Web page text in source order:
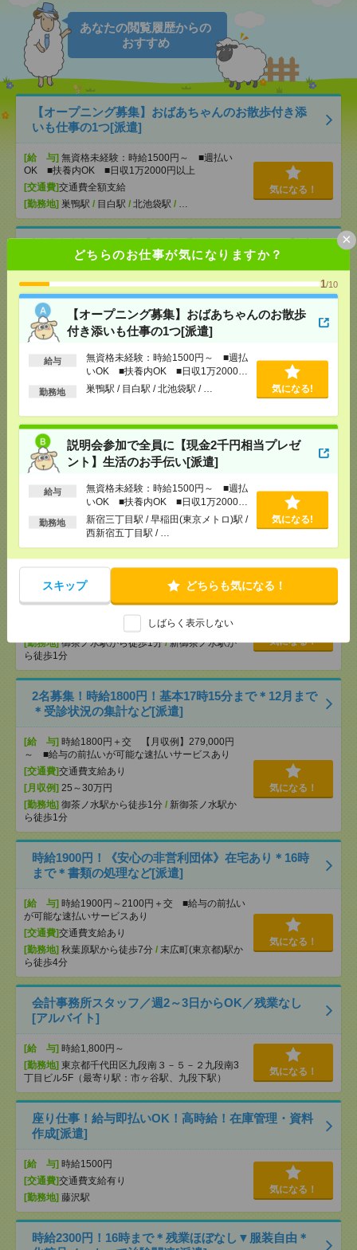
どちらのお仕事が気になりますか？
1/10
【オープニング募集】おばあちゃんのお散歩
付き添いも仕事の1つ[派遣]
給与
無資格未経験：時給1500円～ ■週払
いOK ■扶養内OK ■日収1万2000円
以上
勤務地 巣鴨駅 / 目白駅 / 北池袋駅 / … 気になる!
説明会参加で全員に【現金2千円相当プレゼ
ント】生活のお手伝い[派遣]
給与
無資格未経験：時給1500円～ ■週払
いOK ■扶養内OK ■日収1万2000円
以上
勤務地
新宿三丁目駅 / 早稲田(東京メトロ)駅 /
西新宿五丁目駅 / …
気になる!
スキップ どちらも気になる！
しばらく表示しない
×
あなたの閲覧履歴からの
おすすめ
【オープニング募集】おばあちゃんのお散歩付き添
いも仕事の1つ[派遣]
[給 与] 無資格未経験：時給1500円～ ■週払い
OK ■扶養内OK ■日収1万2000円以上
[交通費]交通費全額支給
[勤務地] 巣鴨駅 / 目白駅 / 北池袋駅 / …
気になる！
活のお手伝い[派遣]
[給 与]無資格未経験：時給1500円～ ■週払い
OK ■扶養内OK ■日収1万2000円以上
[交通費]
交通費全額支給
[勤務地] 新宿三丁目駅/早稲田(東京メトロ)駅
時給1900円！17時まで＊残業ほぼなし▼和光市で総
[給 与]
実働7h×週5日×4週 ※月収例を保証するものではあ
りません。※給与即受取りサービス利用可（利用条
件有）
[交通費]1ヶ月3万円を上限として実費支給
25～30万円
[勤務地]和光市駅から徒歩5分
＼期間限定！エルダー歓迎／残業少なめ！人事サポ
ート＊50代活躍中[派遣]
時給1900円＋交
※交通費別途支給社内規定有
[勤務地]御茶ノ水駅から徒歩1分/新御茶ノ水駅か
ら徒歩1分
気になる！
2名募集！時給1800円！基本17時15分まで＊12月まで
＊受診状況の集計など[派遣]
[給 与] 時給1800円＋交 【月収例】279,000円
～ ■給与の前払いが可能な速払いサービスあり
[交通費]交通費支給あり
[月収例] 25～30万円
[勤務地] 御茶ノ水駅から徒歩1分 / 新御茶ノ水駅か
ら徒歩1分
気になる！
時給1900円！《安心の非営利団体》在宅あり＊16時
まで＊書類の処理など[派遣]
[給 与] 時給1900円～2100円＋交 ■給与の前払い
が可能な速払いサービスあり
[交通費]交通費支給あり
[勤務地] 秋葉原駅から徒歩7分 / 末広町(東京都)駅か
ら徒歩4分
気になる！
会計事務所スタッフ／週2～3日からOK／残業なし
[アルバイト]
[給 与] 時給1,800円～
[勤務地] 東京都千代田区九段南３－５－２九段南3
丁目ビル5F（最寄り駅：市ヶ谷駅、九段下駅）
気になる！
座り仕事！給与即払いOK！高時給！在庫管理・資料
作成[派遣]
[給 与] 時給1500円
[交通費]交通費支給有り
[勤務地] 藤沢駅
気になる！
時給2300円！16時まで＊残業ほぼなし▼服装自由＊